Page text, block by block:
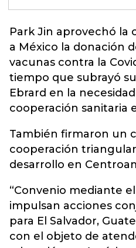
Park Jin aprovechó la
a México la donación
vacunas contra la
tiempo que subrayó
Ebrard en la
cooperación sanitaria
También firmaron un
cooperación
desarrollo en
“Convenio mediante
impulsan acciones
para El Salvador,
con el objeto de